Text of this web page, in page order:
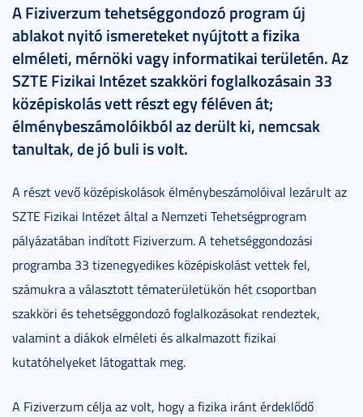
A Fiziverzum tehetséggondozó program új
ablakot nyitó ismereteket nyújtott a fizika
elméleti, mérnöki vagy informatikai területén. Az
SZTE Fizikai Intézet szakköri foglalkozásain 33
középiskolás vett részt egy féléven át;
élménybeszámolóikból az derült ki, nemcsak
tanultak, de jó buli is volt.
A részt vevő középiskolások élménybeszámolóival lezárult az
SZTE Fizikai Intézet által a Nemzeti Tehetségprogram
pályázatában indított Fiziverzum. A tehetséggondozási
programba 33 tizenegyedikes középiskolást vettek fel,
számukra a választott tématerületükön hét csoportban
szakköri és tehetséggondozó foglalkozásokat rendeztek,
valamint a diákok elméleti és alkalmazott fizikai
kutatóhelyeket látogattak meg.
A Fiziverzum célja az volt, hogy a fizika iránt érdeklődő